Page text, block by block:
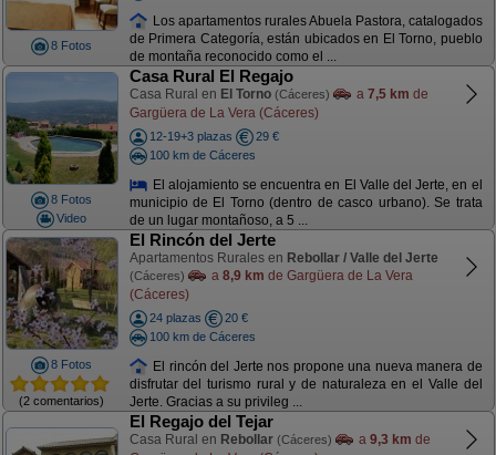
8 Fotos
Los apartamentos rurales Abuela Pastora, catalogados
de Primera Categoría, están ubicados en El Torno, pueblo
de montaña reconocido como el ...
8 Fotos
Video
Casa Rural El Regajo
Casa Rural en El Torno (Cáceres) a 7,5 km de
Gargüera de La Vera (Cáceres)
12-19+3 plazas
29 €
100 km de Cáceres
El alojamiento se encuentra en El Valle del Jerte, en el
municipio de El Torno (dentro de casco urbano). Se trata
de un lugar montañoso, a 5 ...
8 Fotos
(2 comentarios)
El Rincón del Jerte
Apartamentos Rurales en Rebollar / Valle del Jerte
(Cáceres) a 8,9 km de Gargüera de La Vera
(Cáceres)
24 plazas
20 €
100 km de Cáceres
El rincón del Jerte nos propone una nueva manera de
disfrutar del turismo rural y de naturaleza en el Valle del
Jerte. Gracias a su privileg ...
El Regajo del Tejar
Casa Rural en Rebollar (Cáceres) a 9,3 km de